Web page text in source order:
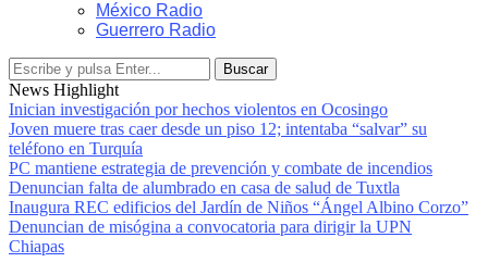
México Radio
Guerrero Radio
Buscar
News Highlight
Inician investigación por hechos violentos en Ocosingo
Joven muere tras caer desde un piso 12; intentaba “salvar” su
teléfono en Turquía
PC mantiene estrategia de prevención y combate de incendios
Denuncian falta de alumbrado en casa de salud de Tuxtla
Inaugura REC edificios del Jardín de Niños “Ángel Albino Corzo”
Denuncian de misógina a convocatoria para dirigir la UPN
Chiapas